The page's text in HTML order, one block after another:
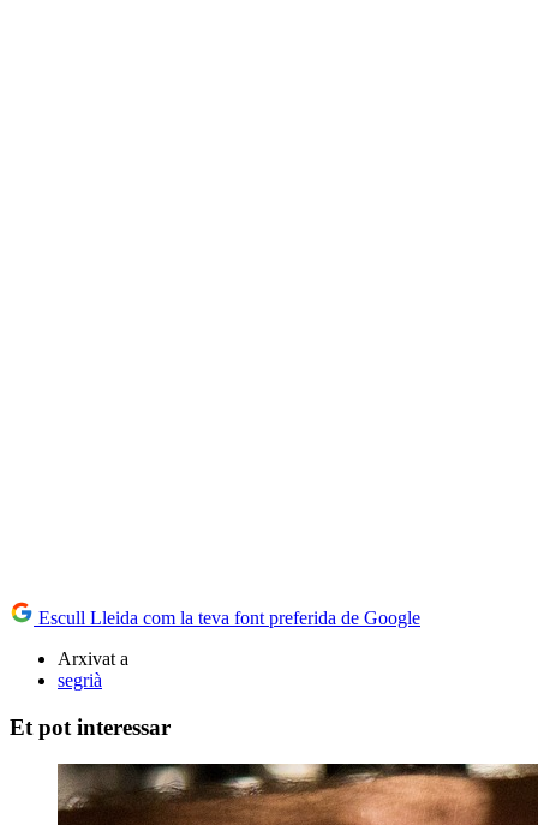
Escull Lleida com la teva font preferida de Google
Arxivat a
segrià
Et pot interessar